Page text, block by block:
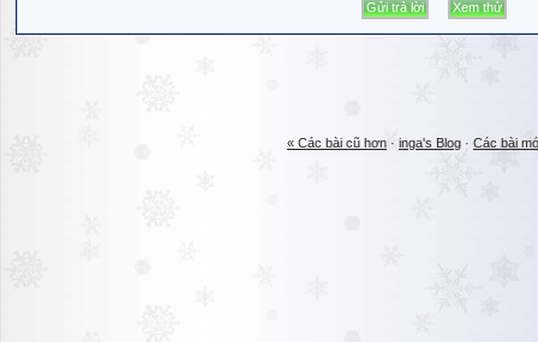
« Các bài cũ hơn · inga's Blog · Các bài